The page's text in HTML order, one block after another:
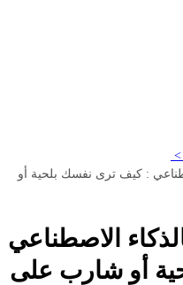
: كيف ترى نفسك بلحية أو
الاصطناعي
أو شارب على